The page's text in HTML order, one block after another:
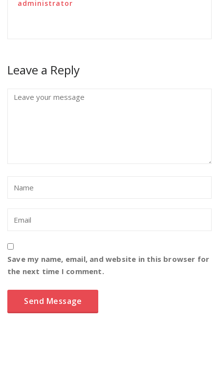
administrator
Leave a Reply
Save my name, email, and website in this browser for
the next time I comment.